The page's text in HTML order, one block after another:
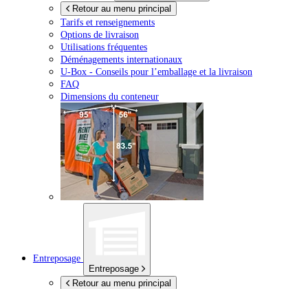
Retour au menu principal
Tarifs et renseignements
Options de livraison
Utilisations fréquentes
Déménagements internationaux
U-Box - Conseils pour l’emballage et la livraison
FAQ
Dimensions du conteneur
Entreposage
Entreposage
Retour au menu principal